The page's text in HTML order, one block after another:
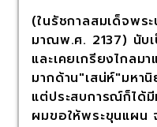
(ในรัชกาลสมเด็จพร
มาณพ.ศ. 2137) นับ
และเคยเกรียงไกล
มากด้าน"เสน่ห์"มหา
แต่ประสบการณ์ก็ได้
ผมขอให้พระขุนแผน